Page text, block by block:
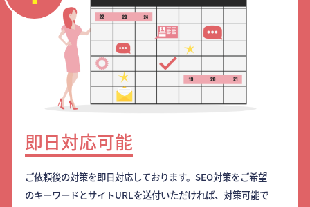
即日対応可能
ご依頼後の対策を即日対応しております。SEO対策をご希望
のキーワードとサイトURLを送付いただければ、対策可能で